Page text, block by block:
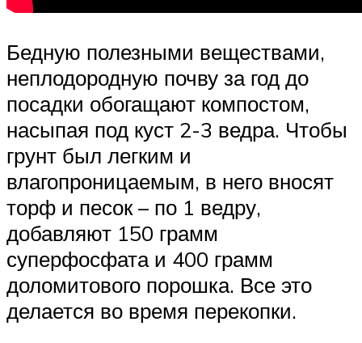
Бедную полезными веществами,
неплодородную почву за год до
посадки обогащают компостом,
насыпая под куст 2-3 ведра. Чтобы
грунт был легким и
влагопроницаемым, в него вносят
торф и песок – по 1 ведру,
добавляют 150 грамм
суперфосфата и 400 грамм
доломитового порошка. Все это
делается во время перекопки.